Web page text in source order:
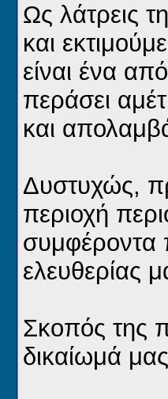
Ως λάτρεις
και
είναι ένα
περάσει
και
Δυστυχώς,
περιοχή
συμφέροντα
ελευθερίας
Σκοπός της
δικαίωμά